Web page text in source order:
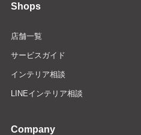
Shops
店舗一覧
サービスガイド
インテリア相談
LINEインテリア相談
Company